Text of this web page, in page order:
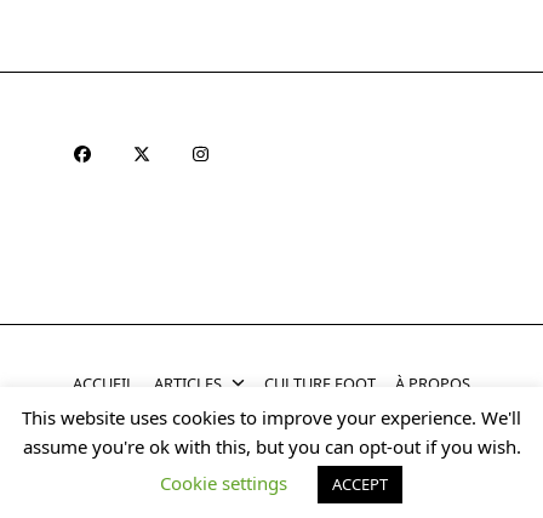
ACCUEIL ARTICLES CULTURE FOOT À PROPOS
Copyright © 2026Yuki Halo Blog ThemeDesigned By
WP Moose
This website uses cookies to improve your experience. We'll
assume you're ok with this, but you can opt-out if you wish.
Cookie settings
ACCEPT